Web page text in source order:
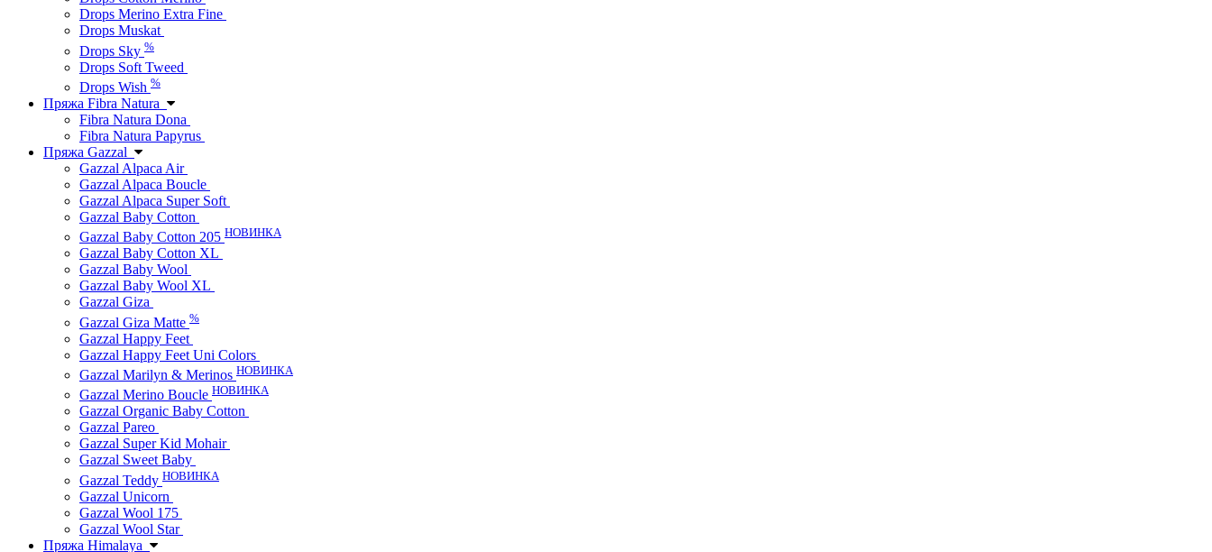
Drops Merino Extra Fine
Drops Muskat
Drops Sky %
Drops Soft Tweed
Drops Wish %
Пряжа Fibra Natura
Fibra Natura Dona
Fibra Natura Papyrus
Пряжа Gazzal
Gazzal Alpaca Air
Gazzal Alpaca Boucle
Gazzal Alpaca Super Soft
Gazzal Baby Cotton
Gazzal Baby Cotton 205 НОВИНКА
Gazzal Baby Cotton XL
Gazzal Baby Wool
Gazzal Baby Wool XL
Gazzal Giza
Gazzal Giza Matte %
Gazzal Happy Feet
Gazzal Happy Feet Uni Colors
Gazzal Marilyn & Merinos НОВИНКА
Gazzal Merino Boucle НОВИНКА
Gazzal Organic Baby Cotton
Gazzal Pareo
Gazzal Super Kid Mohair
Gazzal Sweet Baby
Gazzal Teddy НОВИНКА
Gazzal Unicorn
Gazzal Wool 175
Gazzal Wool Star
Пряжа Himalaya